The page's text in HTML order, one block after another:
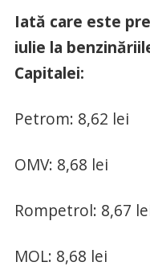
Iată care este
iulie la
Capitalei:
Petrom: 8,62 lei
OMV: 8,68 lei
Rompetrol: 8,67
MOL: 8,68 lei